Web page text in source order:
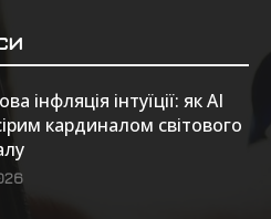
інфляція інтуїції: як AI
кардиналом світового